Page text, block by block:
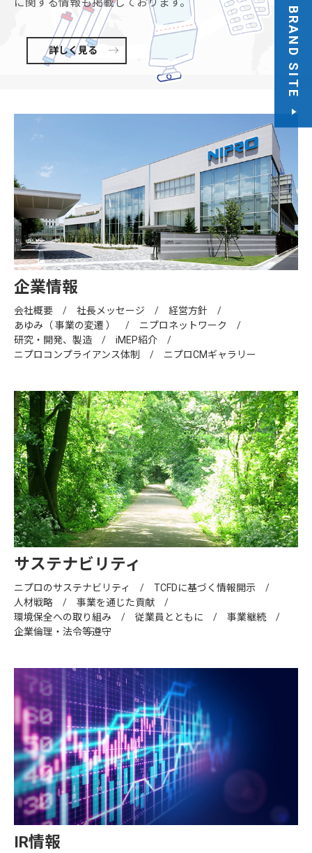
詳しく見る
企業情報
会社概要 社長メッセージ
経営方針
あゆみ（ 事業の変遷 ）
ニプロネットワーク
研究・開発、製造
iMEP紹介
ニプロコンプライアンス体制
ニプロCMギャラリー
サステナビリティ
ニプロのサステナビリティ
TCFDに基づく情報開示
人材戦略
事業を通じた貢献
環境保全への取り組み
従業員とともに
事業継続
企業倫理・法令等遵守
IR情報
BRAND SITE